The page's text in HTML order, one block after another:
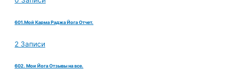
601.Мой Карма Раджа Йога Отчет.
2 Записи
602. Мои Йога Отзывы на все.